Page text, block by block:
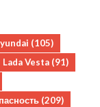
(105)
Lada Vesta (91)
(209)